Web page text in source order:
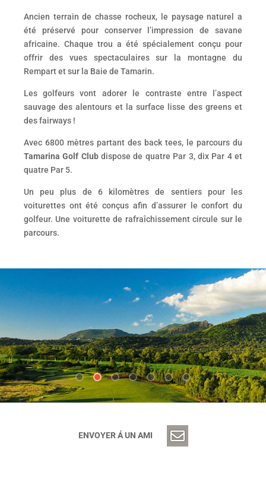
Ancien terrain de chasse rocheux, le paysage naturel a
été préservé pour conserver l’impression de savane
africaine. Chaque trou a été spécialement conçu pour
offrir des vues spectaculaires sur la montagne du
Rempart et sur la Baie de Tamarin.
Les golfeurs vont adorer le contraste entre l’aspect
sauvage des alentours et la surface lisse des greens et
des fairways !
Avec 6800 mètres partant des back tees, le parcours du
Tamarina Golf Clubdispose de quatre Par 3, dix Par 4 et
quatre Par 5.
Un peu plus de 6 kilomètres de sentiers pour les
voiturettes ont été conçus afin d’assurer le confort du
golfeur. Une voiturette de rafraîchissement circule sur le
parcours.
ENVOYER Á UN AMI